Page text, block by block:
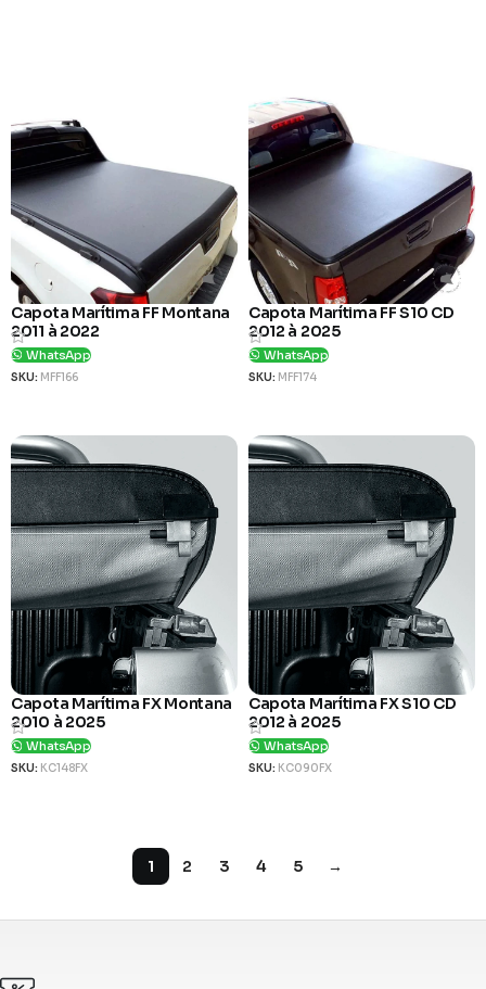
Capota Marítima FF Montana
2011 à 2022
WhatsApp
SKU: MFF166
Capota Marítima FF S10 CD
2012 à 2025
WhatsApp
SKU: MFF174
Capota Marítima FX Montana
2010 à 2025
WhatsApp
SKU: KC148FX
Capota Marítima FX S10 CD
2012 à 2025
WhatsApp
SKU: KC090FX
1 2 3 4 5 →